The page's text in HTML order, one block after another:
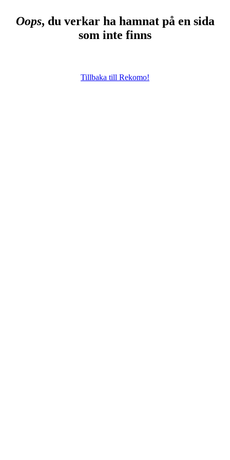
Oops, du verkar ha hamnat på en sida
som inte finns
Tillbaka till Rekomo!